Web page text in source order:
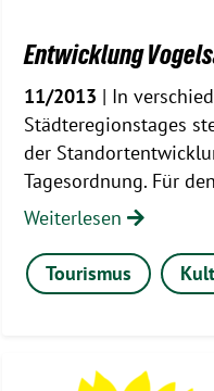
Entwicklung
11/2013 | In
Städteregionstages
der
Tagesordnung. Für
Weiterlesen
Tourismus